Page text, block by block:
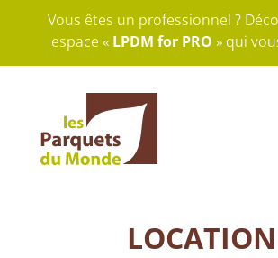
Vous êtes un professionnel ?
espace « LPDM for PRO » qui
LOCATION